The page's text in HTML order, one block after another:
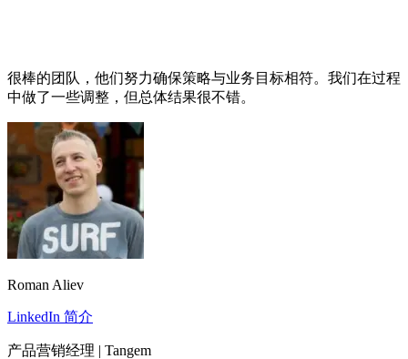
很棒的团队，他们努力确保策略与业务目标相符。我们在过程
中做了一些调整，但总体结果很不错。
Roman Aliev
LinkedIn 简介
产品营销经理 | Tangem